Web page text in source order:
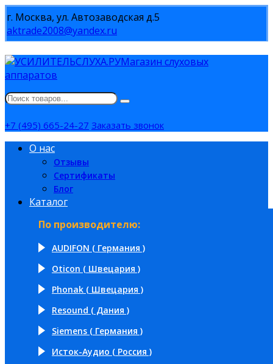
г. Москва, ул. Автозаводская д.5
aktrade2008@yandex.ru
Магазин слуховых
аппаратов
+7 (495) 665-24-27 Заказать звонок
О нас
Отзывы
Сертификаты
Блог
Каталог
По производителю:
AUDIFON ( Германия )
Oticon ( Швецария )
Phonak ( Швецария )
Resound ( Дания )
Siemens ( Германия )
Исток-Аудио ( Россия )